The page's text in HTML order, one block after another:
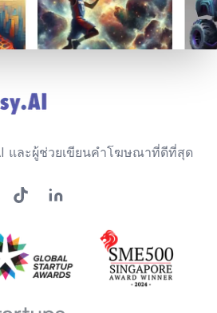
และผู้ช่วยเขียนคำโฆษณาที่ดีที่สุด